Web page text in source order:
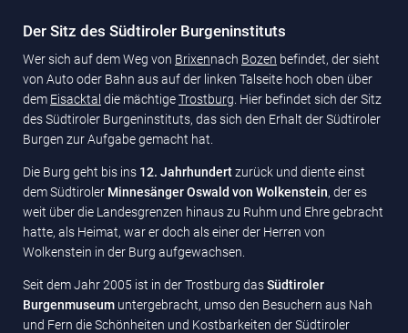
Der Sitz des Südtiroler Burgeninstituts
Wer sich auf dem Weg von Brixennach Bozen befindet, der sieht
von Auto oder Bahn aus auf der linken Talseite hoch oben über
dem Eisacktal die mächtigeTrostburg . Hier befindet sich der Sitz
des Südtiroler Burgeninstituts, das sich den Erhalt der Südtiroler
Burgen zur Aufgabe gemacht hat.
Die Burg geht bis ins 12. Jahrhundertzurück und diente einst
dem Südtiroler Minnesänger Oswald von Wolkenstein, der es
weit über die Landesgrenzen hinaus zu Ruhm und Ehre gebracht
hatte, als Heimat, war er doch als einer der Herren von
Wolkenstein in der Burg aufgewachsen.
Seit dem Jahr 2005 ist in der Trostburg dasSüdtiroler
Burgenmuseum untergebracht, umso den Besuchern aus Nah
und Fern die Schönheiten und Kostbarkeiten der Südtiroler